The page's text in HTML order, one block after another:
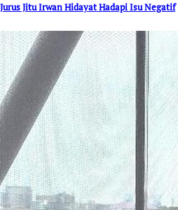
Jurus Jitu Irwan Hidayat Hadapi Isu Negatif